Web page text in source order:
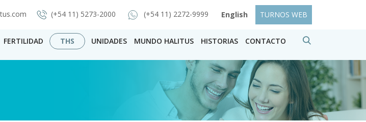
(+54 11) 5273-2000 (+54 11) 2272-9999 English TURNOS WEB
FERTILIDAD THS UNIDADES MUNDO HALITUS HISTORIAS CONTACTO